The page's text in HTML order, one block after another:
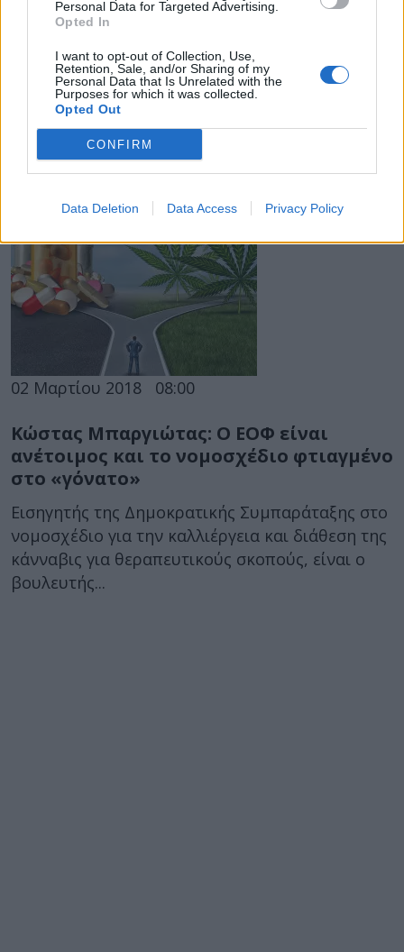
Personal Data for Targeted Advertising.
Opted In
I want to opt-out of Collection, Use,
Retention, Sale, and/or Sharing of my
Personal Data that Is Unrelated with the
Purposes for which it was collected.
Opted Out
CONFIRM
Data Deletion Data Access Privacy Policy
Δόθηκαν οι πρώτες άδειες σε Μονάδες
Καλλιέργειας- Επεξεργασίας Τελικών
Προϊόντων Φαρμακευτικής Κάνναβης
Εγκρίθηκαν σήμερα οι δύο πρώτες άδειες
εγκατάστασης Μονάδων Καλλιέργειας και
Επεξεργασίας Τελικών Προϊόντων
Φαρμακευτικής Κάνναβης με Κοινή Υπουργική
Απόφαση...
02 Μαρτίου 2018 08:00
Κώστας Μπαργιώτας: Ο ΕΟΦ είναι
ανέτοιμος και το νομοσχέδιο φτιαγμένο
στο «γόνατο»
Εισηγητής της Δημοκρατικής Συμπαράταξης στο
νομοσχέδιο για την καλλιέργεια και διάθεση της
κάνναβις για θεραπευτικούς σκοπούς, είναι ο
βουλευτής...